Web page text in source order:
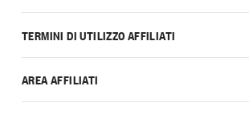
TERMINI DI UTILIZZO AFFILIATI
AREA AFFILIATI